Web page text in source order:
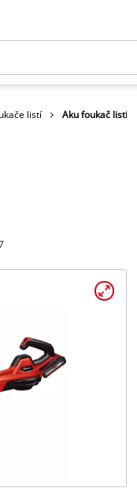
listí Aku foukač listí